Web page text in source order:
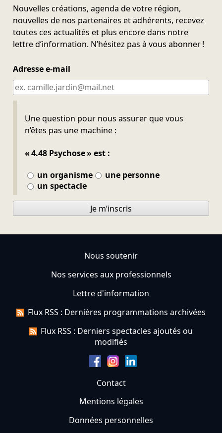
Nouvelles créations, agenda de votre région,
nouvelles de nos partenaires et adhérents, recevez
toutes ces actualités et plus encore dans notre
lettre d’information. N’hésitez pas à vous abonner !
Adresse e-mail
Une question pour nous assurer que vous
n’êtes pas une machine :
« 4.48 Psychose » est :
un organisme
une personne
un spectacle
Ne pas remplir
Je m’inscris
Nous soutenir
Nos services aux professionnels
Lettre d'information
Flux RSS : Dernières programmations archivées
Flux RSS : Derniers spectacles ajoutés ou
modifiés
Contact
Mentions légales
Données personnelles